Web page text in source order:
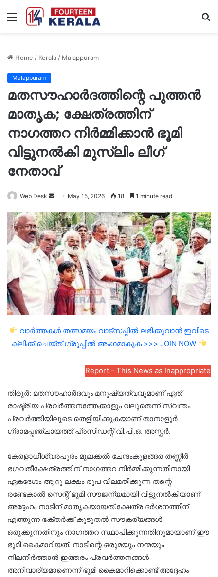
Menu
Home / Kerala/ Malappuram
Malappuram
മതസൗഹാർദത്തിന്റെ പുത്തൻ
മാതൃക; ക്ഷേത്രത്തിന്
നാഗത്തറ നിർമ്മിക്കാൻ ഭൂമി
വിട്ടുനൽകി മുസ്ലിം ലീഗ്
നേതാവ്
Web Desk
Send
email
May 15, 2026 18 1 minute read
വാർത്തകൾ തത്സമയം വാട്സപ്പിൽ ലഭിക്കുവാൻ ഇവിടെ
ക്ലിക്ക് ചെയ്ത് ഗ്രൂപ്പിൽ അംഗമാകുക >>> JOIN NOW
Report - This News as Inappropriate
തിരൂർ: മതസൗഹാർദവും മനുഷ്യത്വവുമാണ് ഏത്
രാഷ്ട്രീയ പ്രവർത്തനത്തേക്കാളും വലുതെന്ന് സ്വന്തം
പ്രവർത്തിയിലൂടെ തെളിയിക്കുകയാണ് താനാളൂർ
ഗ്രാമപ്പഞ്ചായത്ത് പ്രസിഡന്റ് വി.പി.ഒ. അസ്കർ.
കേരളാധീശ്വരപുരം മൂലക്കൽ ചേന്ദംകുളങ്ങര തണ്ണീർ
ഭഗവതീക്ഷേത്രത്തിന് നാഗത്തറ നിർമ്മിക്കുന്നതിനായി
ഏകദേശം ആറു ലക്ഷം രൂപ വിലമതിക്കുന്ന തന്റെ
രണ്ടേകാൽ സെന്റ് ഭൂമി സൗജന്യമായി വിട്ടുനൽകിയാണ്
അദ്ദേഹം നാടിന് മാതൃകയായത്.ക്ഷേത്ര ദർശനത്തിന്
എത്തുന്ന ഭക്തർക്ക് കൂടുതൽ സൗകര്യങ്ങൾ
ഒരുക്കുന്നതിനും നാഗത്തറ സ്ഥാപിക്കുന്നതിനുമായാണ് ഈ
ഭൂമി കൈമാറിയത്. നാടിന്റെ ഒരുമയും നന്മയും
നിലനിർത്താൻ ഇത്തരം പ്രവർത്തനങ്ങൾ
അനിവാര്യമാണെന്ന് ഭൂമി കൈമാറിക്കൊണ്ട് അദ്ദേഹം